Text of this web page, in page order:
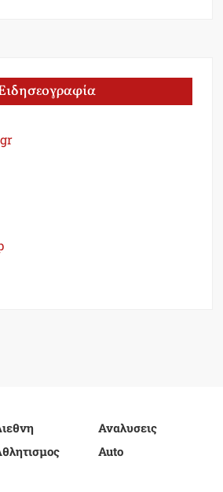
Αναλυσεις
Auto